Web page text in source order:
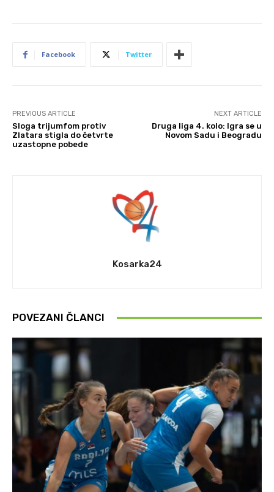
Facebook Twitter
PREVIOUS ARTICLE
Sloga trijumfom protiv
Zlatara stigla do četvrte
uzastopne pobede
NEXT ARTICLE
Druga liga 4. kolo: Igra se u
Novom Sadu i Beogradu
Kosarka24
POVEZANI ČLANCI